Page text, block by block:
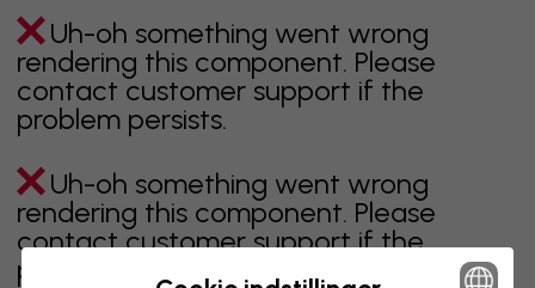
Uh-oh something went wrong
rendering this component. Please
contact customer support if the
problem persists.
Uh-oh something went wrong
rendering this component. Please
contact customer support if the
problem persists.